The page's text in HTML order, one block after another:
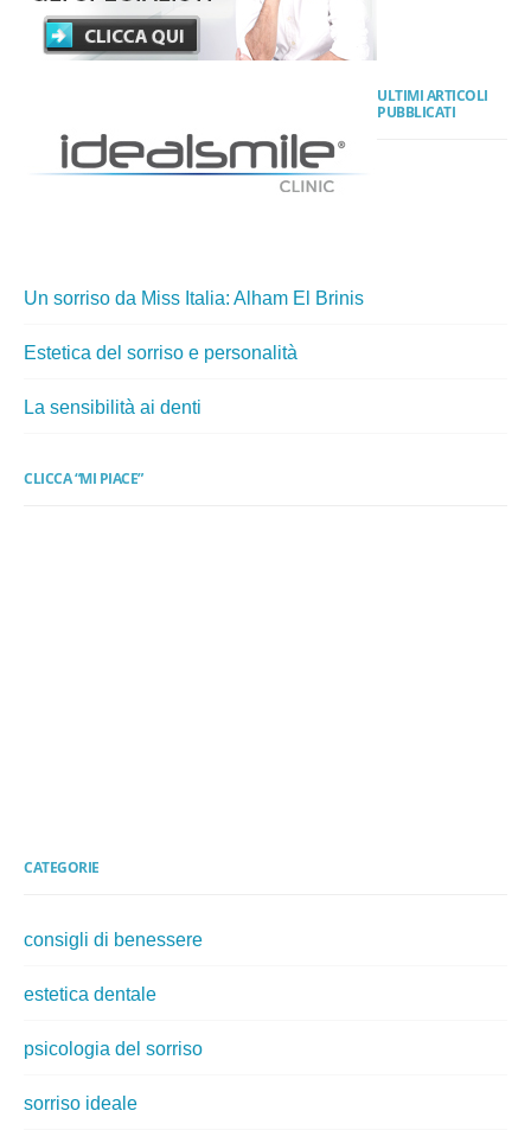
ULTIMI ARTICOLI
PUBBLICATI
Un sorriso da Miss Italia: Alham El Brinis
Estetica del sorriso e personalità
La sensibilità ai denti
CLICCA “MI PIACE”
CATEGORIE
consigli di benessere
estetica dentale
psicologia del sorriso
sorriso ideale